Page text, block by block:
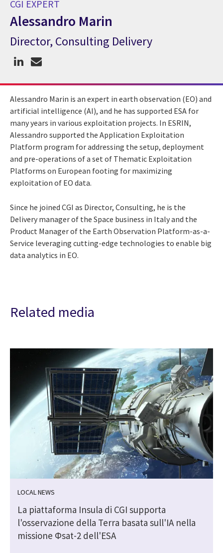
CGI EXPERT
Alessandro Marin
CGI Expert Alessandro Marin
Director, Consulting Delivery
Alessandro Marin is an expert in earth observation (EO) and
artificial intelligence (AI), and he has supported ESA for
many years in various exploitation projects. In ESRIN,
Alessandro supported the Application Exploitation
Platform program for addressing the setup, deployment
and pre-operations of a set of Thematic Exploitation
Platforms on European footing for maximizing
exploitation of EO data.
Since he joined CGI as Director, Consulting, he is the
Delivery manager of the Space business in Italy and the
Product Manager of the Earth Observation Platform-as-a-
Service leveraging cutting-edge technologies to enable big
data analytics in EO.
Related media
LOCAL NEWS
La piattaforma Insula di CGI supporta
l'osservazione della Terra basata sull'IA nella
missione Φsat-2 dell'ESA